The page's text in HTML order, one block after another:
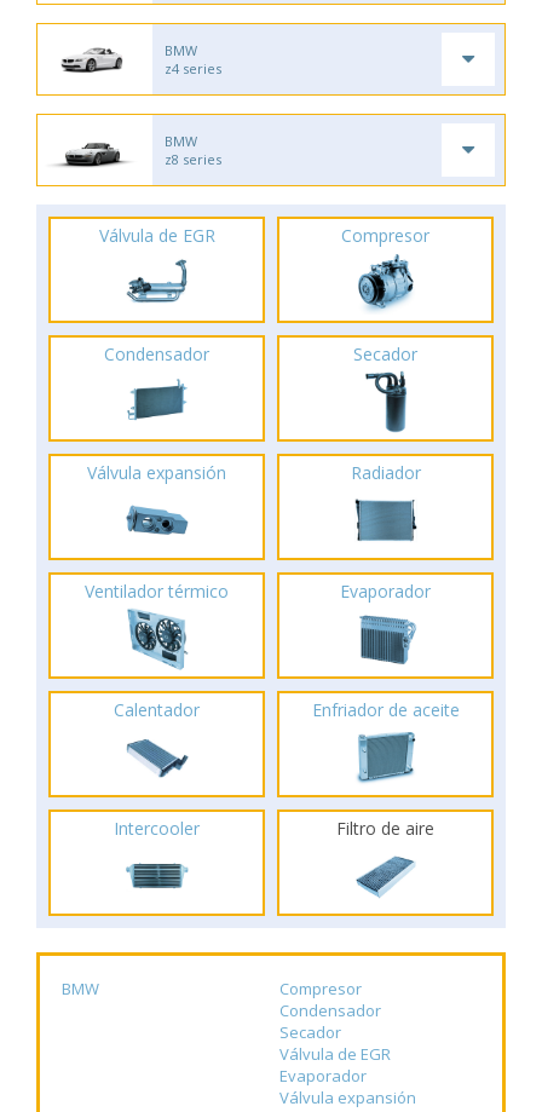
BMW
z4 series
BMW
z8 series
Válvula de EGR Compresor
Condensador Secador
Válvula expansión Radiador
Ventilador térmico Evaporador
Calentador Enfriador de aceite
Intercooler Filtro de aire
BMW
Compresor
Condensador
Secador
Válvula de EGR
Evaporador
Válvula expansión